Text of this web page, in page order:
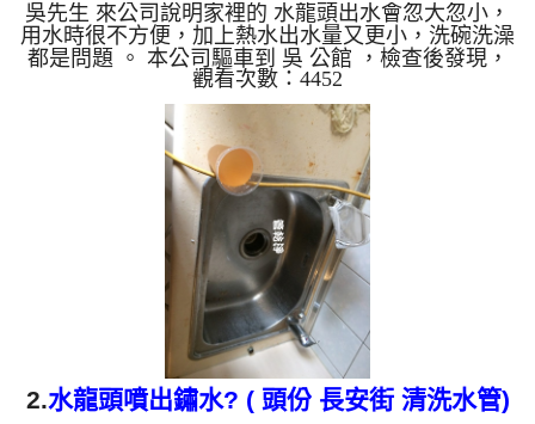
水管 )
吳先生 來公司說明家裡的 水龍頭出水會忽大忽小，
用水時很不方便，加上熱水出水量又更小，洗碗洗澡
都是問題 。 本公司驅車到 吳 公館 ，檢查後發現，
水管管路布滿泥垢，出水當然就會有問題。 一開始
水頭管路就流出綠色的液體，看起來跟蔬菜汁沒兩
樣，然後噴出異物。 水管裡的髒東西不斷流出來，
水的顏色慢慢變成透明，髒東西也越來越少，最後變
成乾淨的清水。 清洗水管 是利用 高週波脈衝式水管
清洗機 ，將檸檬酸打入水管，讓水管管壁的鐵鏽及
生物膜軟化，透過空氣與水混合，產生阻力，這時高
周波就...
觀看次數：4452
2.水龍頭噴出鏽水? ( 頭份 長安街 清洗水管)